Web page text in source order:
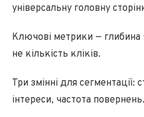
універсальну головну
Ключові метрики — глибина
не кількість кліків.
Три змінні для сегментації:
інтереси, частота повернень.